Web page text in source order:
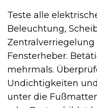
Teste alle
Beleuchtung,
Fensterheber.
mehrmals.
Undichtigkeiten
unter die